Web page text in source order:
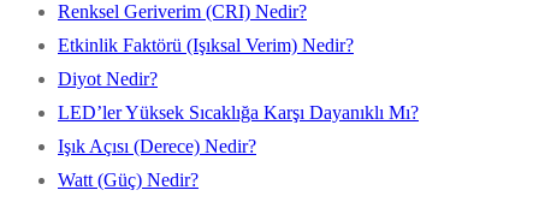
Renksel Geriverim (CRI) Nedir?
Etkinlik Faktörü (Işıksal Verim) Nedir?
Diyot Nedir?
LED’ler Yüksek Sıcaklığa Karşı Dayanıklı Mı?
Işık Açısı (Derece) Nedir?
Watt (Güç) Nedir?